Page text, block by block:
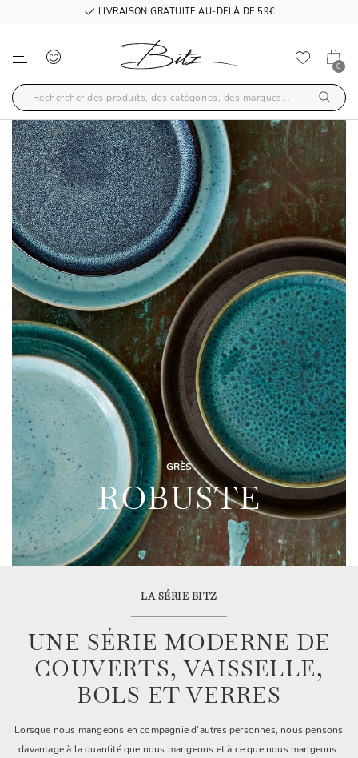
LIVRAISON GRATUITE AU-DELÀ DE 59€
0
GRÈS
ROBUSTE
LA SÉRIE BITZ
UNE SÉRIE MODERNE DE
COUVERTS, VAISSELLE,
BOLS ET VERRES
Lorsque nous mangeons en compagnie d’autres personnes, nous pensons
davantage à la quantité que nous mangeons et à ce que nous mangeons.